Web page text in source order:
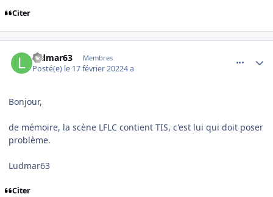
Citer
ludmar63 Membres
Posté(e) le 17 février 20224 a
Bonjour,
de mémoire, la scène LFLC contient TIS, c'est lui qui doit poser
problème.
Ludmar63
Citer